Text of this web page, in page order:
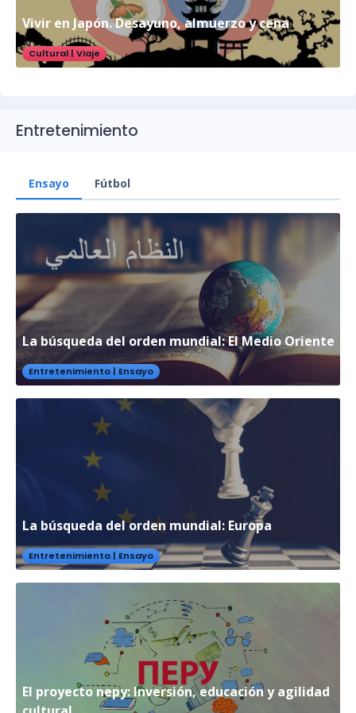
Cultural| Viaje
Vivir en Japón. Desayuno, almuerzo y cena
Entretenimiento
Ensayo Fútbol
Entretenimiento| Ensayo
La búsqueda del orden mundial: El Medio Oriente
Entretenimiento| Ensayo
La búsqueda del orden mundial: Europa
El proyecto nepy: Inversión, educación y agilidad